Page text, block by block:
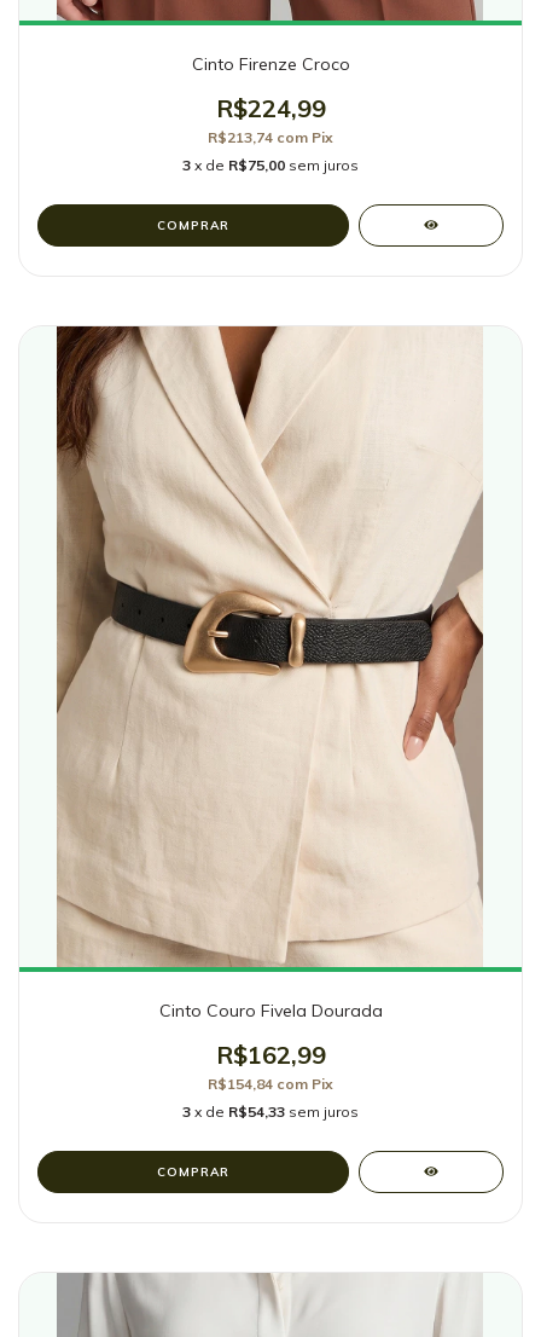
Cinto Firenze Croco
R$224,99
R$213,74 com Pix
3 x de R$75,00 sem juros
COMPRAR
Cinto Couro Fivela Dourada
R$162,99
R$154,84 com Pix
3 x de R$54,33 sem juros
COMPRAR